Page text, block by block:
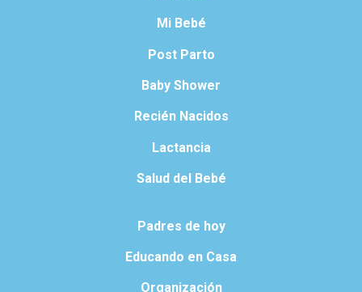
Mi Bebé
Post Parto
Baby Shower
Recién Nacidos
Lactancia
Salud del Bebé
Padres de hoy
Educando en Casa
Organización